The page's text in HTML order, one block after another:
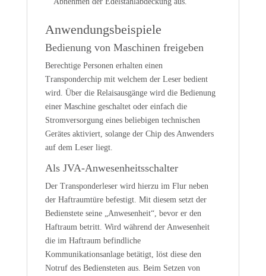
Anwendungsbeispiele
Bedienung von Maschinen freigeben
Berechtige Personen erhalten einen
Transponderchip mit welchem der Leser bedient
wird. Über die Relaisausgänge wird die Bedienung
einer Maschine geschaltet oder einfach die
Stromversorgung eines beliebigen technischen
Gerätes aktiviert, solange der Chip des Anwenders
auf dem Leser liegt.
Als JVA-Anwesenheitsschalter
Der Transponderleser wird hierzu im Flur neben
der Haftraumtüre befestigt. Mit diesem setzt der
Bedienstete seine „Anwesenheit“, bevor er den
Haftraum betritt. Wird während der Anwesenheit
die im Haftraum befindliche
Kommunikationsanlage betätigt, löst diese den
Notruf des Bediensteten aus. Beim Setzen von